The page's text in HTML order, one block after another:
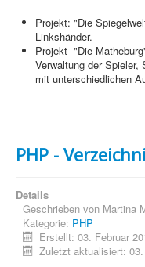
Webdesign
CMS
Sicherheit
Home
PovRay
PHP
Projekt: "Die
Linkshänder.
Projekt "Die
Verwaltung der Spieler,
mit unterschiedlichen
PHP -
Details
Geschrieben von Martina
Kategorie: PHP
Erstellt: 03. Februar
Zuletzt aktualisiert: